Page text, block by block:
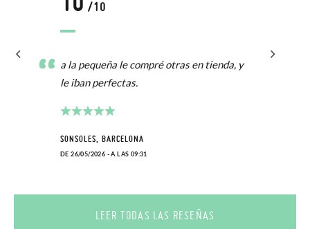
/10
a la pequeña le compré otras en tienda, y
le iban perfectas.
SONSOLES, BARCELONA
DE 26/05/2026 - A LAS 09:31
LEER TODAS LAS RESEÑAS